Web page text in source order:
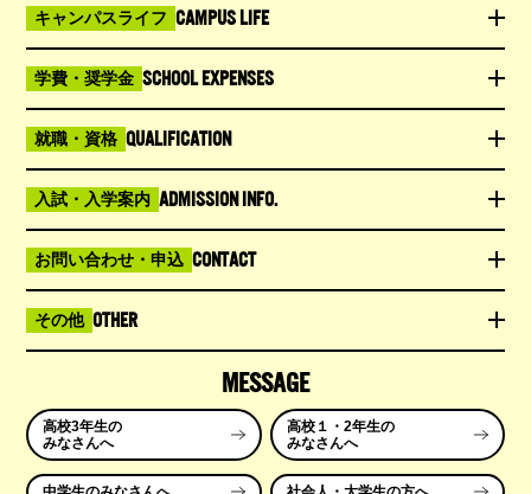
キャンパスライフ CAMPUS LIFE
学費・奨学金 SCHOOL EXPENSES
就職・資格 QUALIFICATION
入試・入学案内 ADMISSION INFO.
お問い合わせ・申込 CONTACT
その他 OTHER
MESSAGE
高校3年生の
みなさんへ
高校１・2年生の
みなさんへ